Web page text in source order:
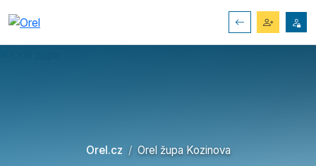
Orel.cz Orel župa Kozinova